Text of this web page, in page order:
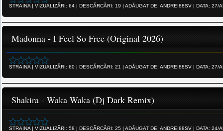
STRAINA| VIZUALIZĂRI: 64 | DESCĂRCĂRI: 19 | ADĂUGAT DE: ANDREI88SV | DATA: 27/
Madonna - I Feel So Free (Original 2026)
STRAINA| VIZUALIZĂRI: 60 | DESCĂRCĂRI: 21 | ADĂUGAT DE: ANDREI88SV | DATA: 27/
Shakira - Waka Waka (Dj Dark Remix)
STRAINA| VIZUALIZĂRI: 58 | DESCĂRCĂRI: 25 | ADĂUGAT DE: ANDREI88SV | DATA: 24/